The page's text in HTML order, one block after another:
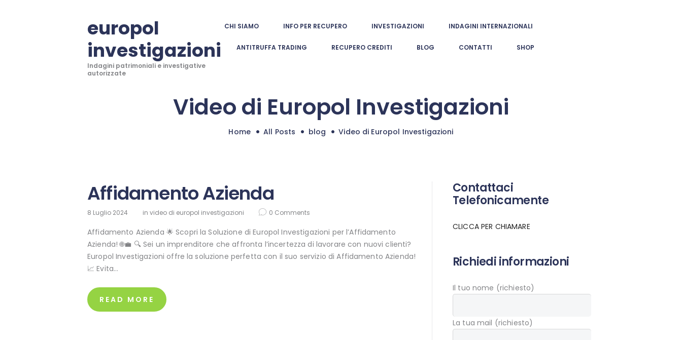
europol
investigazioni
Indagini patrimoniali e investigative
autorizzate
CHI SIAMO INFO PER RECUPERO INVESTIGAZIONI INDAGINI INTERNAZIONALI
ANTITRUFFA TRADING RECUPERO CREDITI BLOG CONTATTI SHOP
Video di Europol Investigazioni
Home All Posts blog Video di Europol Investigazioni
europol investigazioni
Indagini patrimoniali e investigative autorizzate
INDAGINI
INTERNAZIONALI
RECUPERO
CREDITI
BLOG
Affidamento Azienda
8 Luglio 2024 in video di europol investigazioni 0 Comments
Affidamento Azienda 🌟 Scopri la Soluzione di Europol Investigazioni per l’Affidamento
Azienda! 🌐💼 🔍 Sei un imprenditore che affronta l’incertezza di lavorare con nuovi clienti?
Europol Investigazioni offre la soluzione perfetta con il suo servizio di Affidamento Azienda!
📈 Evita…
READ MORE
Contattaci
Telefonicamente
CLICCA PER CHIAMARE
Richiedi informazioni
Il tuo nome (richiesto)
La tua mail (richiesto)